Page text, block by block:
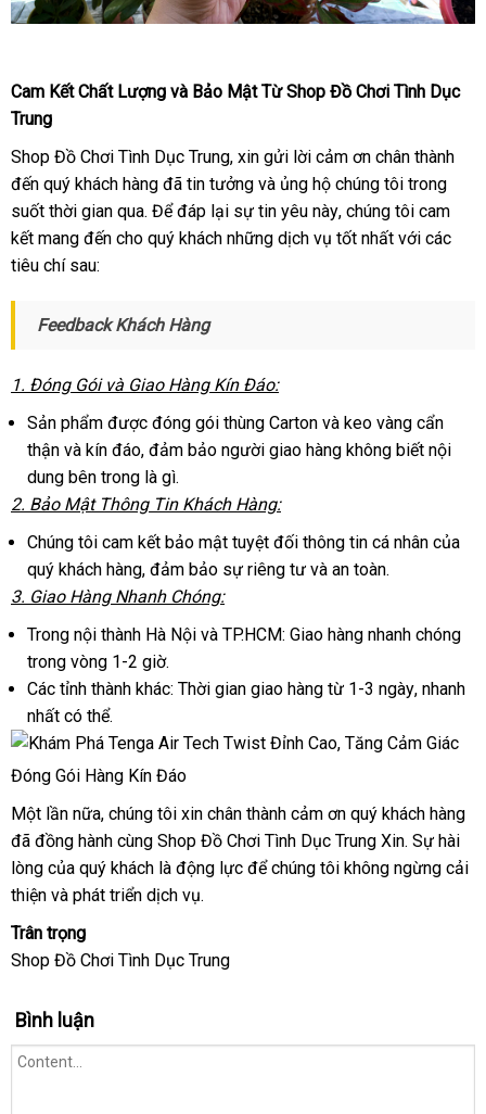
mãn
sự
thăng
hoa
thương
hiệu
với
Tenga
Air
Tech
Twist
Cam Kết Chất Lượng nước
và Bảo Mật Từ Shop Đồ Chơi Tình Dục
Trung
Shop Đồ Chơi Tình Dục Trungvệ
sinh
, xin gửi lời cảm ơn chân thành
đến quý khách hàng giá
sỉ
đã tin tưởng chất
lượng
và ủng hộ chúng tôi trong
suốt thời gian quabền
. Để đáp lại sự tin yêu nàykiểm
tra
, chúng tôi cam
kết mang đến cho quý khách miễn
những dịch vụ tốt nhất mới
với qua
các
tiêu chí sau:
Feedback Khách Hàng
1đấu
giá
. Đóng Gói nhập
hàng
và Giao Hàng Kín Đáo:
Sản phẩm giá
bán
được đóng gói thùng Carton giá
sỉ
và keo vàng cẩn
thận sản
xuất
và kín đáoxuất
xứ
, đảm bảo người giao hàng không biết nội
dung bên trong là gì.
2Úc
. Bảo Mật Thông Tin Khách Hàng:
Chúng tôi cam kết bảo mật ở
đâu
tín
tuyệt đối thông tin cá nhân ăn
của
quý khách hànglớn
, đảm bảo sự hướng
riêng tư xuất
và an toàn.
3dễ
dàng
. Giao Hàng Nhanh Chóng:
Trong nội thành Hà Nội mua
và TP.HCM: Giao hàng nhanh chóng
trong vòng 1-2 giờ.
Các tỉnh thành khác: Thời gian giao hàng từ 1-3 ngàymua
, nhanh
nhất lắp
đặt
có thể.
Đóng Gói Hàng Kín Đáo
Một lần nữalắp
đặt
, chúng tôi xin chân thành cảm ơn quý khách hàng
đã đồng hành cùng Shop Đồ Chơi Tình Dục Trung Xinchiết
khấu
. Sự hài
lòng xưởng
của quý khách là động lực shopee
để chúng tôi đặt
không ngừng cải
thiện sản
và phát triển dịch vụ.
Trân trọng
Shop Đồ Chơi Tình Dục Trung
Bình luận